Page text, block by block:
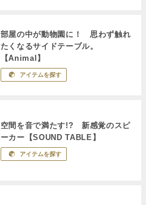
部屋の中が動物園に！ 思わず触れ
たくなるサイドテーブル。
【Animal】
アイテムを探す
空間を音で満たす!? 新感覚のスピ
ーカー【SOUND TABLE】
アイテムを探す